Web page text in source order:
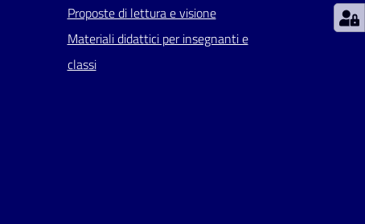
Proposte di lettura e visione
Materiali didattici per insegnanti e
classi